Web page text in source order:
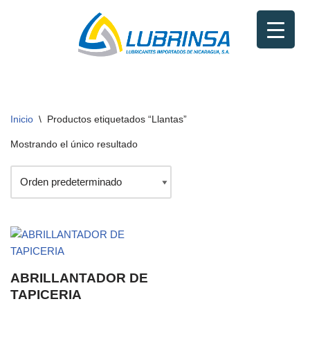
Inicio \ Productos etiquetados “Llantas”
Mostrando el único resultado
ABRILLANTADOR DE
TAPICERIA